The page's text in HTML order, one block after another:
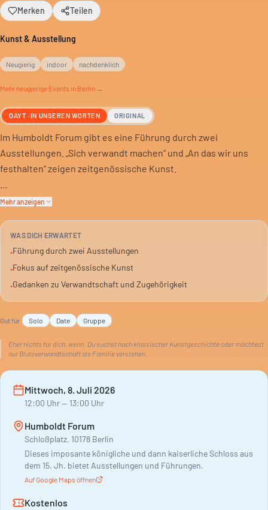
Merken Teilen
Kunst & Ausstellung
Neugierig indoor nachdenklich
Mehr neugierige Events in Berlin →
DAYT · IN UNSEREN WORTEN ORIGINAL
Im Humboldt Forum gibt es eine Führung durch zwei
Ausstellungen. „Sich verwandt machen“ und „An das wir uns
festhalten“ zeigen zeitgenössische Kunst.
Die Künstler denken über Zusammengehörigkeit nach. Nicht
Verflechtungen mit der Umwelt. Es geht um Beziehungen, die
über Generationen und Grenzen hinausgehen.
zeigen, wie vielfältig Beziehungen sein können. Ohne starre
Mehr anzeigen
WAS DICH ERWARTET
•Führung durch zwei Ausstellungen
•Fokus auf zeitgenössische Kunst
•Gedanken zu Verwandtschaft und Zugehörigkeit
Gut für Solo Date Gruppe
Eher nichts für dich, wenn: Du suchst nach klassischer Kunstgeschichte oder möchtest
nur Blutsverwandtschaft als Familie verstehen.
Mittwoch, 8. Juli 2026
12:00 Uhr— 13:00 Uhr
Humboldt Forum
Schloßplatz, 10178 Berlin
Dieses imposante königliche und dann kaiserliche Schloss aus
dem 15. Jh. bietet Ausstellungen und Führungen.
Auf Google Maps öffnen
Kostenlos